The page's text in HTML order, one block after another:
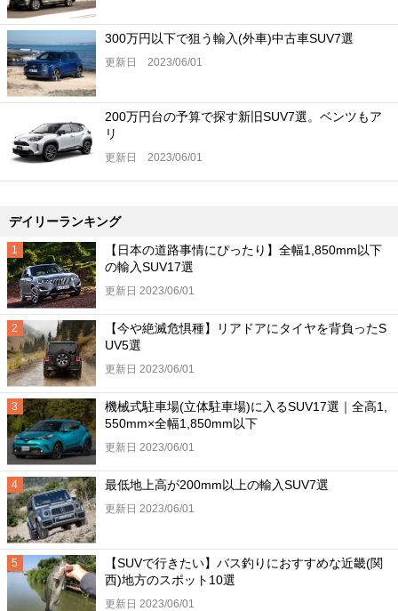
300万円以下で狙う輸入(外車)中古車SUV7選
更新日 2023/06/01
200万円台の予算で探す新旧SUV7選。ベンツもア
リ
更新日 2023/06/01
デイリーランキング
【日本の道路事情にぴったり】全幅1,850mm以下
の輸入SUV17選
更新日 2023/06/01
【今や絶滅危惧種】リアドアにタイヤを背負ったS
UV5選
更新日 2023/06/01
機械式駐車場(立体駐車場)に入るSUV17選｜全高1,
550mm×全幅1,850mm以下
更新日 2023/06/01
最低地上高が200mm以上の輸入SUV7選
更新日 2023/06/01
【SUVで行きたい】バス釣りにおすすめな近畿(関
西)地方のスポット10選
更新日 2023/06/01